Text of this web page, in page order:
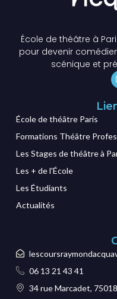
École de théâtre à
pour devenir
scénique et
École de théâtre Paris
Formations Théâtre
Les Stages de théâtre à
Les + de l'École
Les Étudiants
Actualités
06 13 21 43 41
34 rue Marcadet,